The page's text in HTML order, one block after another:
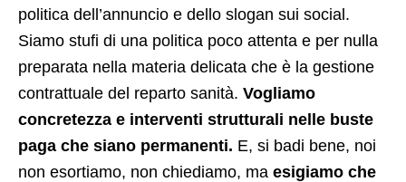
politica dell’annuncio e dello slogan sui social.
Siamo stufi di una politica poco attenta e per nulla
preparata nella materia delicata che è la gestione
contrattuale del reparto sanità. Vogliamo
concretezza e interventi strutturali nelle buste
paga che siano permanenti. E, si badi bene, noi
non esortiamo, non chiediamo, ma esigiamo che